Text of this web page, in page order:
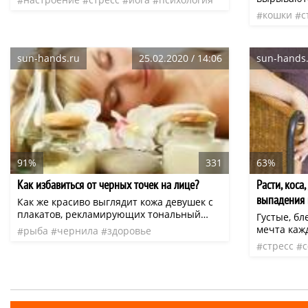
другое? Тем, что день разменялся на
серой, рутинной?..
трудовой
горы.
природой.
время за
прилив
Деревья,
отдают
дают нам
многие
сайта
«Отдых –
нельзя
кошки
sun-hands.ru 25.02.2020 / 14:06
91% 331
Как избавиться от черных точек на лице?
Как же красиво выглядит кожа девушек с
плакатов, рекламирующих тональный
крем или любые другие косметические
средства для лица! Кажется,
рыба чернила здоровье
sun-
63%
Расти,
выпадения
Густые,
мечта
начинают
первая
стресс